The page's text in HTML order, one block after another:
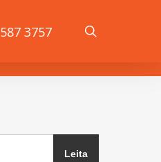
587 3757